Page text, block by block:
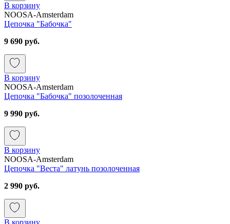
В корзину
NOOSA-Amsterdam
Цепочка "Бабочка"
9 690 руб.
В корзину
NOOSA-Amsterdam
Цепочка "Бабочка" позолоченная
9 990 руб.
В корзину
NOOSA-Amsterdam
Цепочка "Веста" латунь позолоченная
2 990 руб.
В корзину